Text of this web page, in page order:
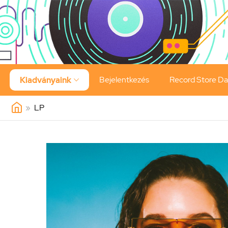
Kiadványaink  Bejelentkezés Record Store
» LP